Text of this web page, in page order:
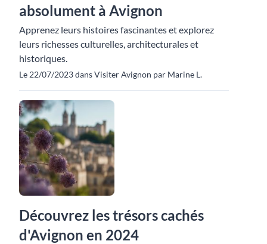
absolument à Avignon
Apprenez leurs histoires fascinantes et explorez
leurs richesses culturelles, architecturales et
historiques.
Le 22/07/2023 dans Visiter Avignon par Marine L.
Découvrez les trésors cachés
d'Avignon en 2024